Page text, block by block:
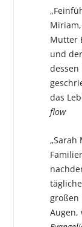
Mutter
und
dessen
das
flow
großen
Augen,